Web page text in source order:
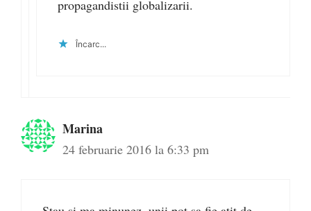
propagandistii globalizarii.
Încarc...
Marina
24 februarie 2016 la 6:33 pm